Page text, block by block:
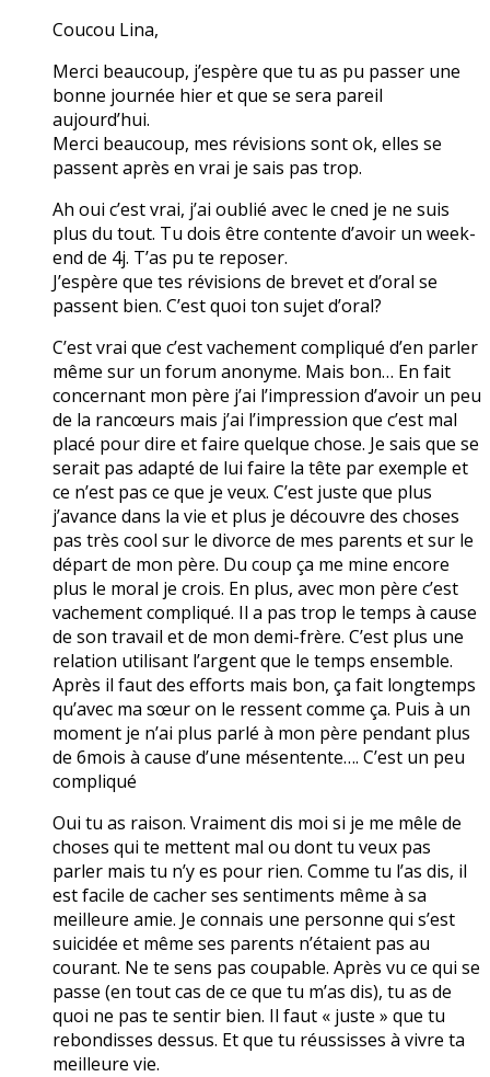
Coucou Lina,
Merci beaucoup, j’espère que tu as pu passer une
bonne journée hier et que se sera pareil
aujourd’hui.
Merci beaucoup, mes révisions sont ok, elles se
passent après en vrai je sais pas trop.
Ah oui c’est vrai, j’ai oublié avec le cned je ne suis
plus du tout. Tu dois être contente d’avoir un week-
end de 4j. T’as pu te reposer.
J’espère que tes révisions de brevet et d’oral se
passent bien. C’est quoi ton sujet d’oral?
C’est vrai que c’est vachement compliqué d’en parler
même sur un forum anonyme. Mais bon… En fait
concernant mon père j’ai l’impression d’avoir un peu
de la rancœurs mais j’ai l’impression que c’est mal
placé pour dire et faire quelque chose. Je sais que se
serait pas adapté de lui faire la tête par exemple et
ce n’est pas ce que je veux. C’est juste que plus
j’avance dans la vie et plus je découvre des choses
pas très cool sur le divorce de mes parents et sur le
départ de mon père. Du coup ça me mine encore
plus le moral je crois. En plus, avec mon père c’est
vachement compliqué. Il a pas trop le temps à cause
de son travail et de mon demi-frère. C’est plus une
relation utilisant l’argent que le temps ensemble.
Après il faut des efforts mais bon, ça fait longtemps
qu’avec ma sœur on le ressent comme ça. Puis à un
moment je n’ai plus parlé à mon père pendant plus
de 6mois à cause d’une mésentente…. C’est un peu
compliqué
Oui tu as raison. Vraiment dis moi si je me mêle de
choses qui te mettent mal ou dont tu veux pas
parler mais tu n’y es pour rien. Comme tu l’as dis, il
est facile de cacher ses sentiments même à sa
meilleure amie. Je connais une personne qui s’est
suicidée et même ses parents n’étaient pas au
courant. Ne te sens pas coupable. Après vu ce qui se
passe (en tout cas de ce que tu m’as dis), tu as de
quoi ne pas te sentir bien. Il faut « juste » que tu
rebondisses dessus. Et que tu réussisses à vivre ta
meilleure vie.